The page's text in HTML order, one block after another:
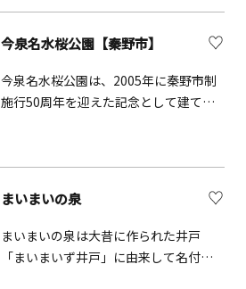
一度に楽しめる日帰り温泉です。カル
シウムを多く含んだ良質な出湯が特徴
的で、身体が温まります。家族や友達と
の日帰り小旅行として、また、ハイキ
ングや登山の後に利用されてみてはい
今泉名水桜公園【秦野市】
今泉名水桜公園は、2005年に秦野市制
施行50周年を迎えた記念として建てら
となっています。
まいまいの泉
まいまいの泉は大昔に作られた井戸
「まいまいず井戸」に由来して名付け